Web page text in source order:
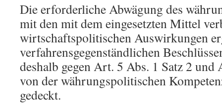
Die erforderliche Abwägung des
mit den mit dem eingesetzten Mittel
wirtschaftspolitischen Auswirkungen
verfahrensgegenständlichen
deshalb gegen Art. 5 Abs. 1 Satz 2
von der währungspolitischen
gedeckt.